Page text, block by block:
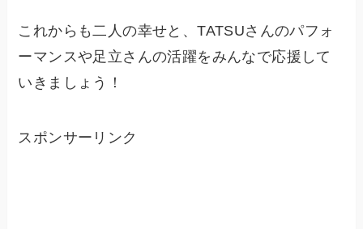
これからも二人の幸せと、TATSUさんのパフォ
ーマンスや足立さんの活躍をみんなで応援して
いきましょう！
スポンサーリンク